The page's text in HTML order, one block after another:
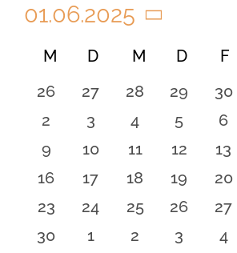
01.06.2025
Datum
wählen.
Kalender
von
Veranstaltungen
M MONTAG
D DIENSTAG
M MITTWOCH
D F
0
Veranstaltungen
26
0
Veranstaltungen
27
0
28
0
29
0
30
0
Veranstaltungen
2
0
Veranstaltungen
3
0
4
0
5
0
6
0
Veranstaltungen
9
0
Veranstaltungen
10
0
11
0
12
0
13
0
Veranstaltungen
16
0
Veranstaltungen
17
0
18
0
19
0
20
0
Veranstaltungen
23
0
Veranstaltungen
24
0
25
0
26
0
27
0
30
0
1
0
2
0
3
0
4